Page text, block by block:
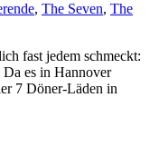
, The Seven, The
fast jedem schmeckt:
es in Hannover
7 Döner-Läden in